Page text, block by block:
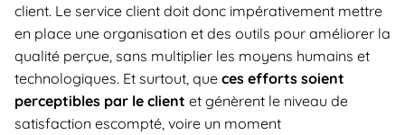
client. Le service client doit donc impérativement mettre
en place une organisation et des outils pour améliorer la
qualité perçue, sans multiplier les moyens humains et
technologiques. Et surtout, que ces efforts soient
perceptibles par le client et génèrent le niveau de
satisfaction escompté, voire un moment